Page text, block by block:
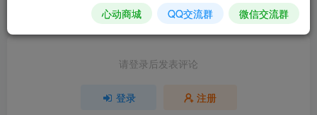
分享 收藏
请登录后发表评论
登录 注册
心动商城 QQ交流群 微信交流群